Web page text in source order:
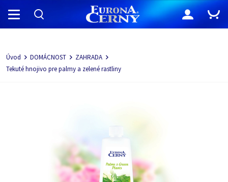
Navigácia
Úvod DOMÁCNOST
ZAHRADA
Tekuté hnojivo pre palmy a zelené rastliny